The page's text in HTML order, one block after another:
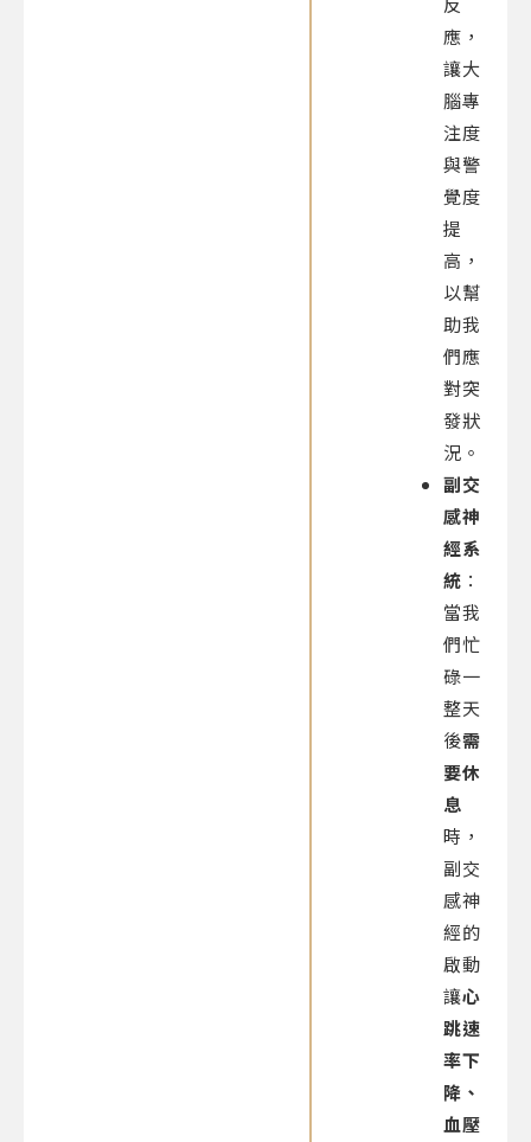
應，
讓大
腦專
注度
與警
覺度
提
高，
以幫
助我
們應
對突
發狀
況。
副交
感神
經系
統 ：
當我
們忙
碌一
整天
後需
要休
息
時，
副交
感神
經的
啟動
讓心
跳速
率下
降、
血壓